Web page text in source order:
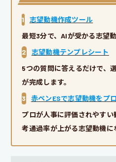
1
志望動機作成ツール
最短3分で、AIが受かる志望
2
志望動機テンプレシート
5つの質問に答えるだけで、
が完成します。
3
赤ペンESで志望動機をプ
プロが人事に評価されやす
考通過率が上がる志望動機に